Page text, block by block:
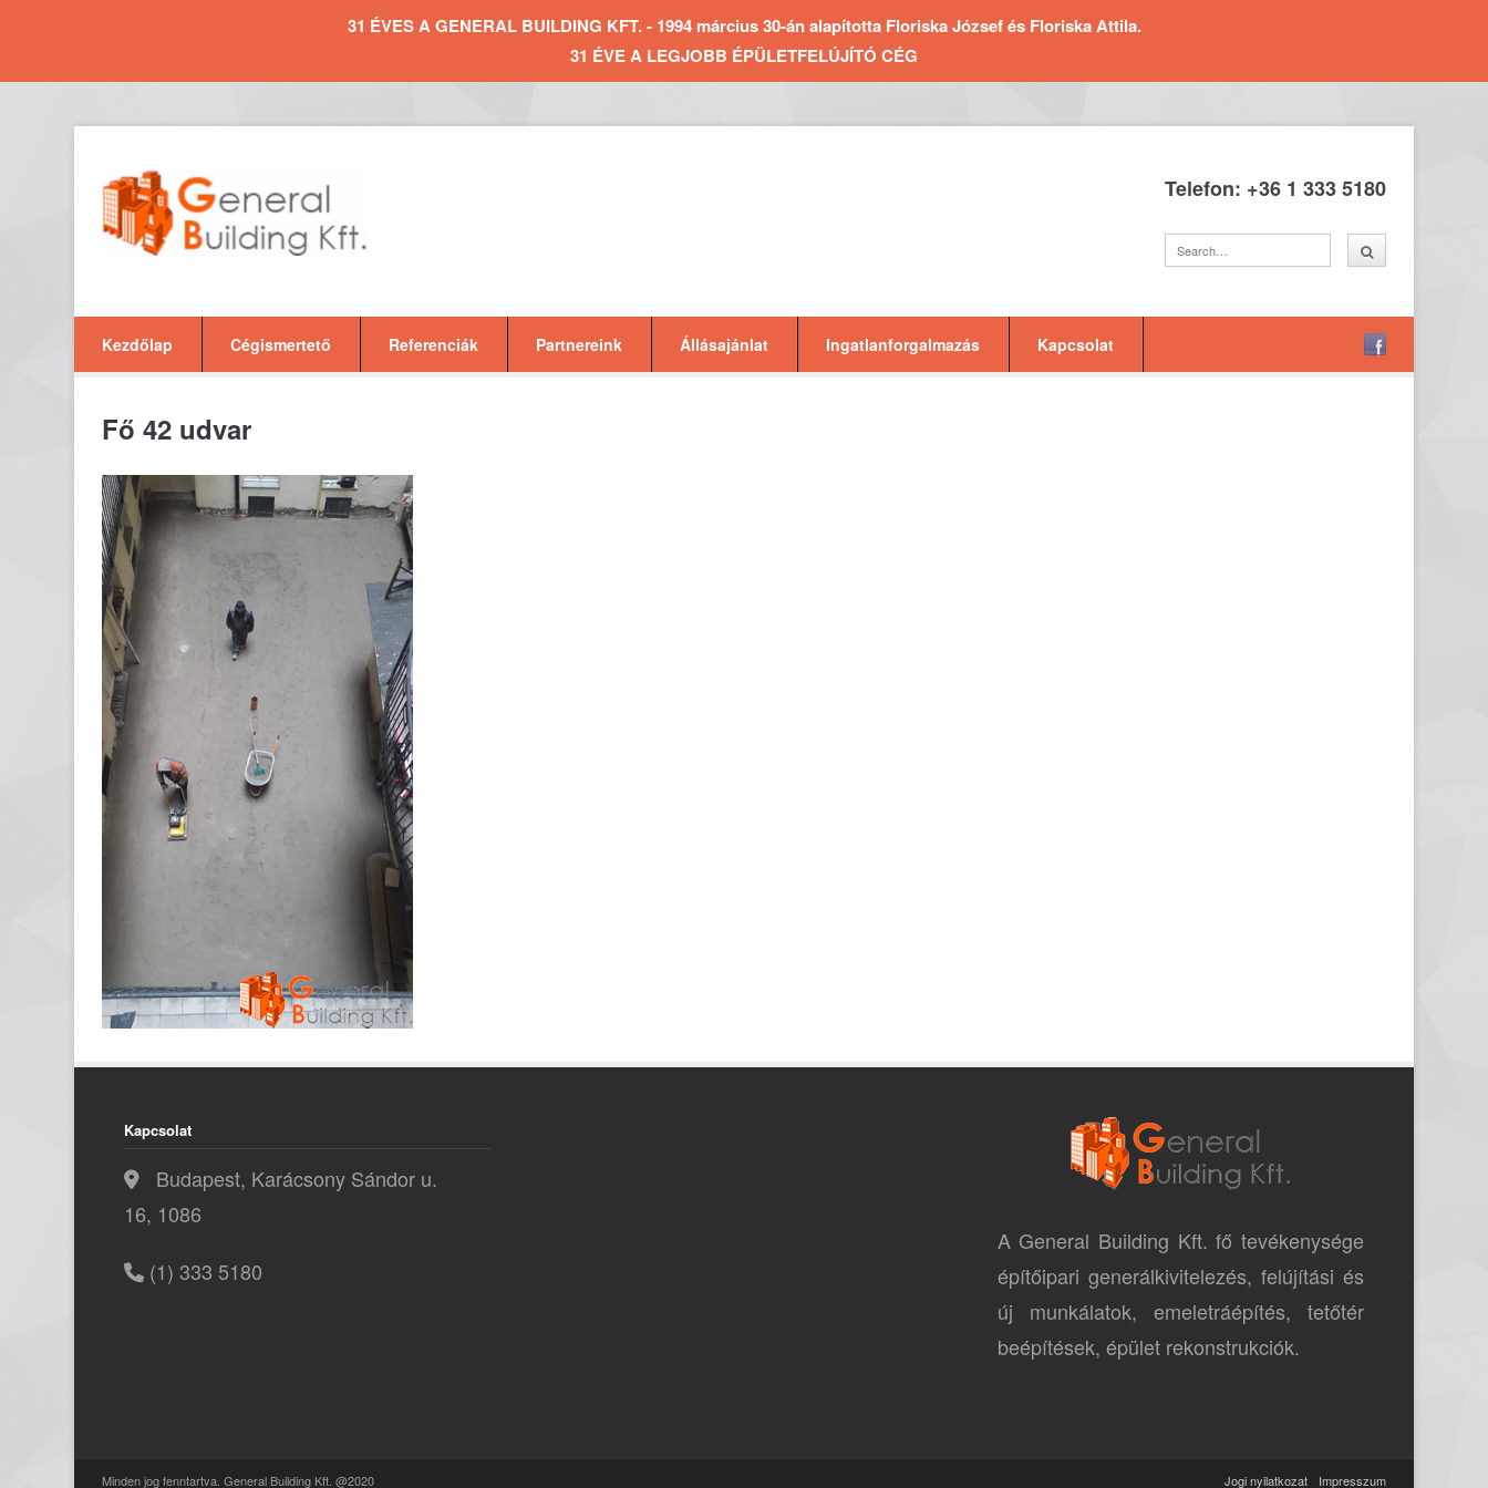
31 ÉVES A GENERAL BUILDING KFT. - 1994 március 30-án alapította Floriska József és Floriska Attila.
31 ÉVE A LEGJOBB ÉPÜLETFELÚJÍTÓ CÉG
Telefon: +36 1 333 5180
Kezdőlap Cégismertető Referenciák Partnereink Állásajánlat Ingatlanforgalmazás Kapcsolat
Fő 42 udvar
Kapcsolat
Budapest, Karácsony Sándor u.
16, 1086
(1) 333 5180
A General Building Kft. fő tevékenysége
építőipari generálkivitelezés, felújítási és
új munkálatok, emeletráépítés, tetőtér
beépítések, épület rekonstrukciók.
Minden jog fenntartva. General Building Kft. @2020 Jogi nyilatkozat Impresszum